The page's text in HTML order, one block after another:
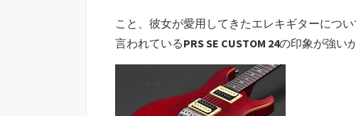
こと、彼女が愛用してきたエレキギターにつ
言われているPRS SE CUSTOM 24の印象が強い